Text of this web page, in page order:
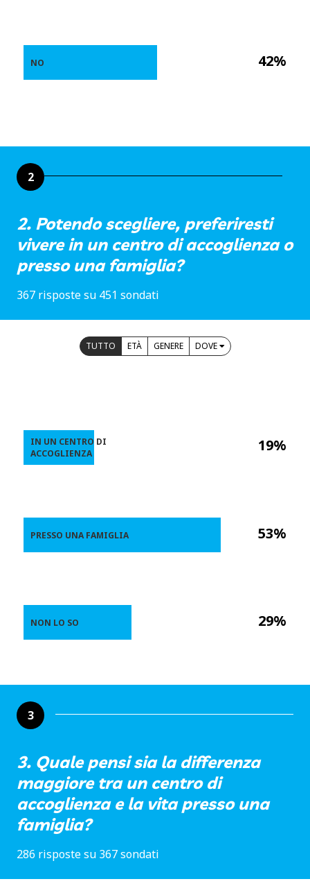
42%
NO
2
2. Potendo scegliere, preferiresti
vivere in un centro di accoglienza o
presso una famiglia?
367 risposte su 451 sondati
TUTTO ETÀ GENERE DOVE
19%
53%
29%
IN UN CENTRO DI
ACCOGLIENZA
PRESSO UNA FAMIGLIA
NON LO SO
3
3. Quale pensi sia la differenza
maggiore tra un centro di
accoglienza e la vita presso una
famiglia?
286 risposte su 367 sondati